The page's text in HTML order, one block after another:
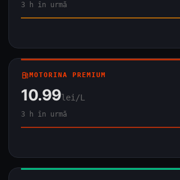
3 h în urmă
local_gas_stationMOTORINA PREMIUM
10.99lei/L
3 h în urmă